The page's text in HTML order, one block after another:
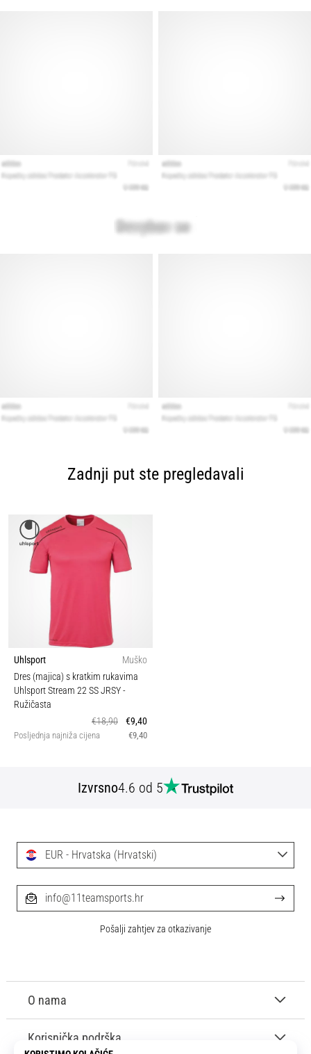
Zadnji put ste pregledavali
Uhlsport
Muško
Dres (majica) s kratkim rukavima
Uhlsport Stream 22 SS JRSY-
Ružičasta
€18,90
€9,40
Posljednja najniža cijena €9,40
Izvrsno4.6 od 5
O nama
Korisnička podrška
EUR - Hrvatska (Hrvatski)
info@11teamsports.hr
Pošalji zahtjev za otkazivanje